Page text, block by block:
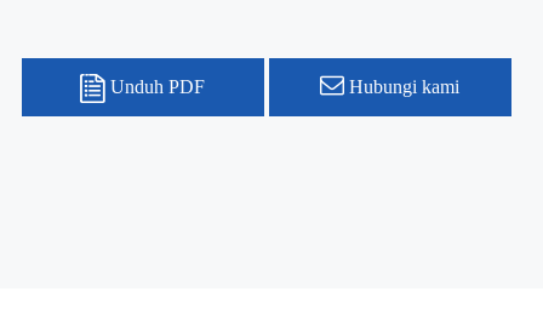
Unduh PDF Hubungi kami